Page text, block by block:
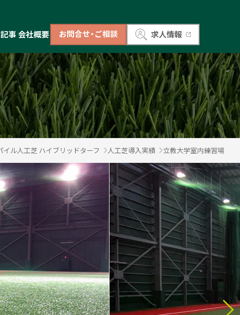
事 会社概要 お問合せ・ご相談 求人情報
イル人工芝 ハイブリッドターフ 人工芝導入実績 立教大学室内練習場